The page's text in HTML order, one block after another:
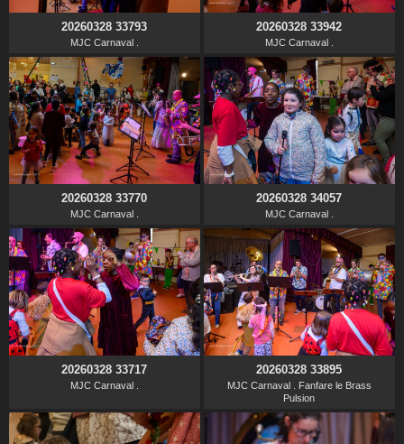
20260328 33793
MJC Carnaval .
20260328 33942
MJC Carnaval .
20260328 33770
MJC Carnaval .
20260328 34057
MJC Carnaval .
20260328 33717
MJC Carnaval .
20260328 33895
MJC Carnaval . Fanfare le Brass
Pulsion